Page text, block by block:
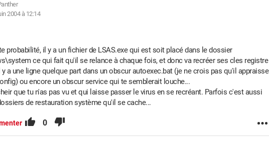
2004 à 12:14
probabilité, il y a un fichier de LSAS.exe qui est soit placé dans le dossier
ce qui fait qu'il se relance à chaque fois, et donc va recréer ses cles registre
a une ligne quelque part dans un obscur autoexec.bat (je ne crois pas qu'il appraisse
ou encore un obscur service qui te semblerait louche...
que tu n'as pas vu et qui laisse passer le virus en se recréant. Parfois c'est aussi
de restauration système qu'il se cache...
0